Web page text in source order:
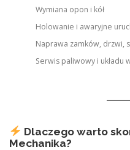
Wymiana opon i kół
Holowanie i awaryjne
Naprawa zamków, drzwi,
Serwis paliwowy i układu
Dlaczego warto
Mechanika?